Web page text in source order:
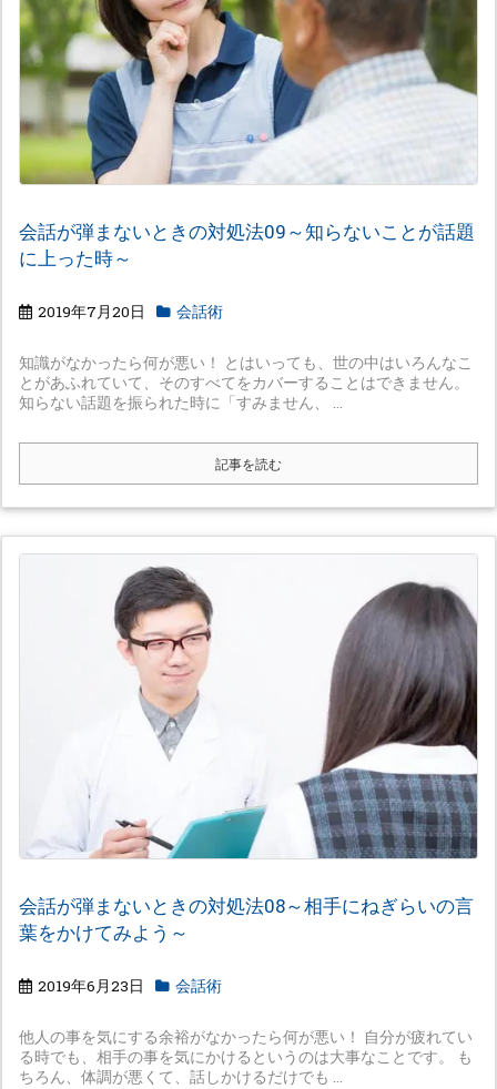
会話が弾まないときの対処法09～知らないことが話題
に上った時～
2019年7月20日 会話術
知識がなかったら何が悪い！ とはいっても、世の中はいろんなこ
とがあふれていて、そのすべてをカバーすることはできません。
知らない話題を振られた時に「すみません、 ...
記事を読む
会話が弾まないときの対処法08～相手にねぎらいの言
葉をかけてみよう～
2019年6月23日 会話術
他人の事を気にする余裕がなかったら何が悪い！ 自分が疲れてい
る時でも、相手の事を気にかけるというのは大事なことです。 も
ちろん、体調が悪くて、話しかけるだけでも ...